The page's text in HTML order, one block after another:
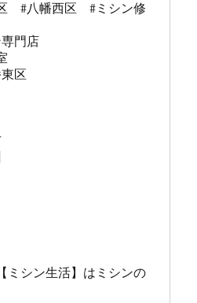
#八幡西区  #ミシン修
門店
室
区
ミシン生活】はミシンの